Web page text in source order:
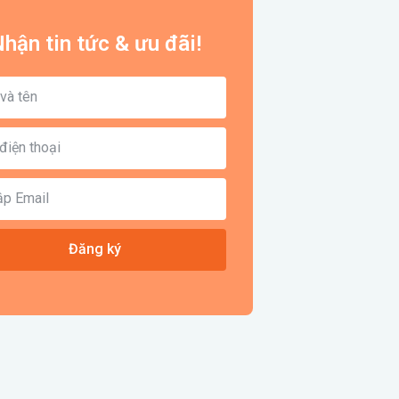
tin tức & ưu đãi!
Đăng ký